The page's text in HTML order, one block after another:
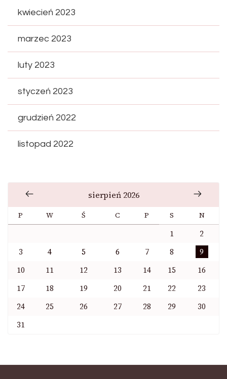
kwiecień 2023
marzec 2023
luty 2023
styczeń 2023
grudzień 2022
listopad 2022
sierpień 2026
P W Ś C P S N
1
2
3
4 5 6 7 8
9
10
11 12 13 14 15
16
17
18 19 20 21 22
23
24
25 26 27 28 29
30
31